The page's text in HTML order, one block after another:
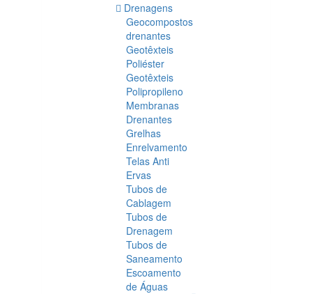
Drenagens
Geocompostos
drenantes
Geotêxteis
Poliéster
Geotêxteis
Polipropileno
Membranas
Drenantes
Grelhas
Enrelvamento
Telas Anti
Ervas
Tubos de
Cablagem
Tubos de
Drenagem
Tubos de
Saneamento
Escoamento
de Águas